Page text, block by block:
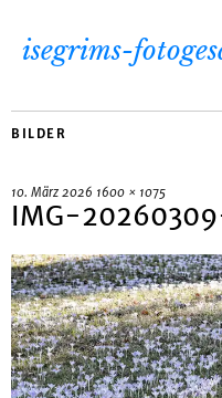
isegrims-
BILDER
10. März 2026 1600 × 1075
IMG-